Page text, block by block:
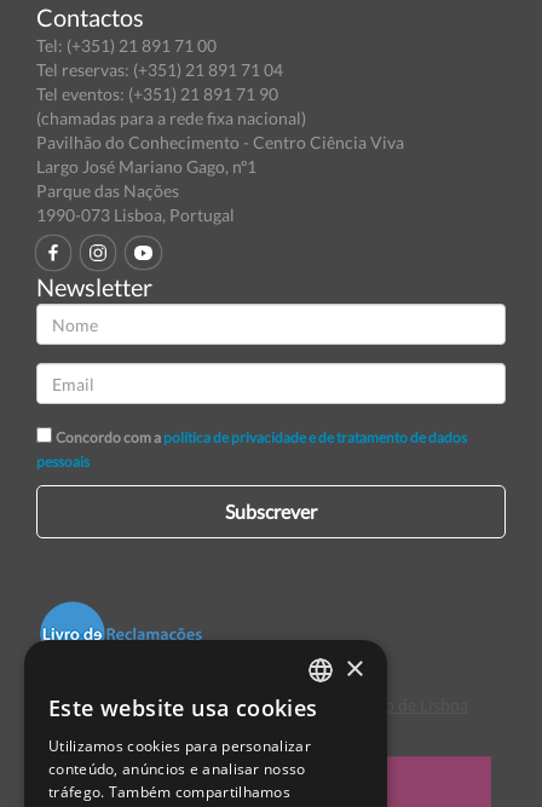
Contactos
Tel: (+351) 21 891 71 00
Tel reservas: (+351) 21 891 71 04
Tel eventos: (+351) 21 891 71 90
(chamadas para a rede fixa nacional)
Pavilhão do Conhecimento - Centro Ciência Viva
Largo José Mariano Gago, nº1
Parque das Nações
1990-073 Lisboa, Portugal
Newsletter
Concordo com a política de privacidade e de tratamento de dados
pessoais
Subscrever
Centro de Arbitragem de Conflitos de Consumo de Lisboa
PORTUGUESE
ENGLISH
SPANISH
×
Este website usa cookies
Utilizamos cookies para personalizar
conteúdo, anúncios e analisar nosso
tráfego. Também compartilhamos